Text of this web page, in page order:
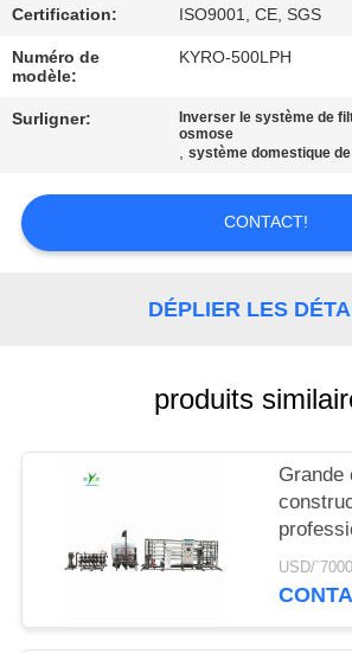
CONTACTEZ-
NOUS
DEMANDEZ
UNE
CITATION
COMPANY
POLICY
Certification: ISO9001, CE, SGS
Numéro de
modèle:
KYRO-500LPH
Surligner:
Inverser le système de
osmose
,système domestique
CONTACT!
DÉPLIER LES
produits
Grande